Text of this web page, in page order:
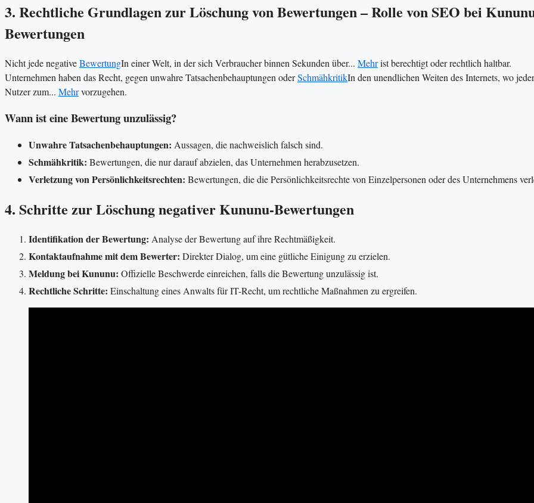
3. Rechtliche Grundlagen zur Löschung von Bewertungen – Rolle von SEO bei
Bewertungen
Nicht jede negativeBewertungIn einer Welt, in der sich Verbraucher binnen Sekunden über... Mehrist berechtigt oder rechtlich haltbar.
Unternehmen haben das Recht, gegen unwahre Tatsachenbehauptungen oderSchmähkritikIn den unendlichen Weiten des Internets, wo jeder
Nutzer zum... Mehrvorzugehen.
Wann ist eine Bewertung unzulässig?
Unwahre Tatsachenbehauptungen: Aussagen, die nachweislich falsch sind.
Schmähkritik: Bewertungen, die nur darauf abzielen, das Unternehmen herabzusetzen.
Verletzung von Persönlichkeitsrechten: Bewertungen, die die Persönlichkeitsrechte von Einzelpersonen oder des Unternehmens
4. Schritte zur Löschung negativer Kununu-Bewertungen
Identifikation der Bewertung: Analyse der Bewertung auf ihre Rechtmäßigkeit.
Kontaktaufnahme mit dem Bewerter: Direkter Dialog, um eine gütliche Einigung zu erzielen.
Meldung bei Kununu: Offizielle Beschwerde einreichen, falls die Bewertung unzulässig ist.
Rechtliche Schritte: Einschaltung eines Anwalts für IT-Recht, um rechtliche Maßnahmen zu ergreifen.